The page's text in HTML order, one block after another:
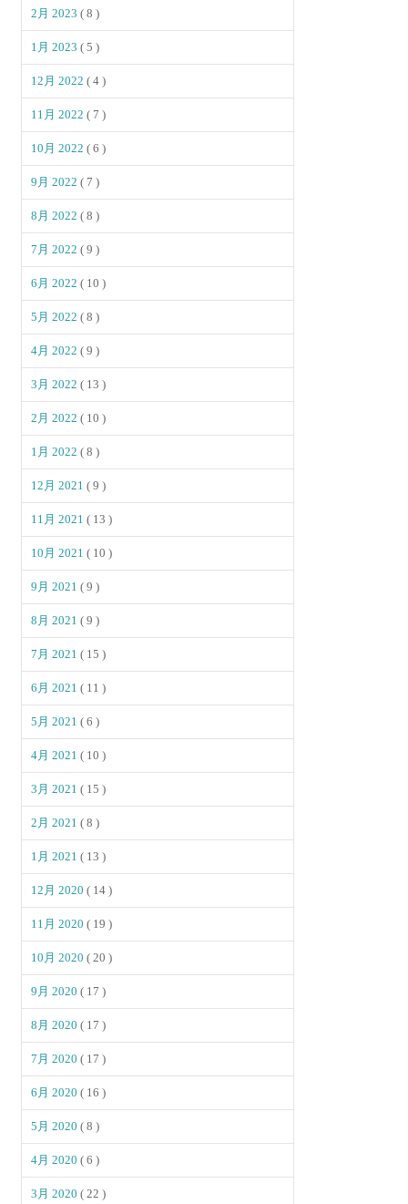
2月 2023( 8 )
1月 2023( 5 )
12月 2022( 4 )
11月 2022( 7 )
10月 2022( 6 )
9月 2022( 7 )
8月 2022( 8 )
7月 2022( 9 )
6月 2022( 10 )
5月 2022( 8 )
4月 2022( 9 )
3月 2022( 13 )
2月 2022( 10 )
1月 2022( 8 )
12月 2021( 9 )
11月 2021( 13 )
10月 2021( 10 )
9月 2021( 9 )
8月 2021( 9 )
7月 2021( 15 )
6月 2021( 11 )
5月 2021( 6 )
4月 2021( 10 )
3月 2021( 15 )
2月 2021( 8 )
1月 2021( 13 )
12月 2020( 14 )
11月 2020( 19 )
10月 2020( 20 )
9月 2020( 17 )
8月 2020( 17 )
7月 2020( 17 )
6月 2020( 16 )
5月 2020( 8 )
4月 2020( 6 )
3月 2020( 22 )